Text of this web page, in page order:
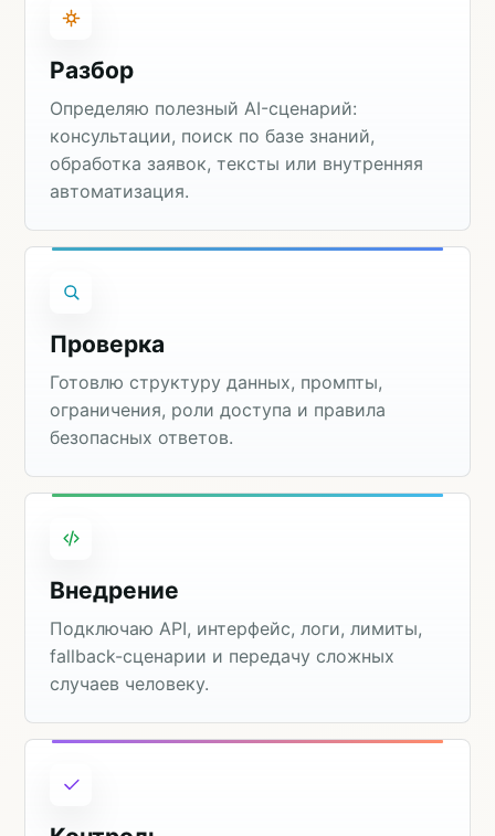
Разбор
Определяю полезный AI-сценарий:
консультации, поиск по базе знаний,
обработка заявок, тексты или внутренняя
автоматизация.
Проверка
Готовлю структуру данных, промпты,
ограничения, роли доступа и правила
безопасных ответов.
Внедрение
Подключаю API, интерфейс, логи, лимиты,
fallback-сценарии и передачу сложных
случаев человеку.